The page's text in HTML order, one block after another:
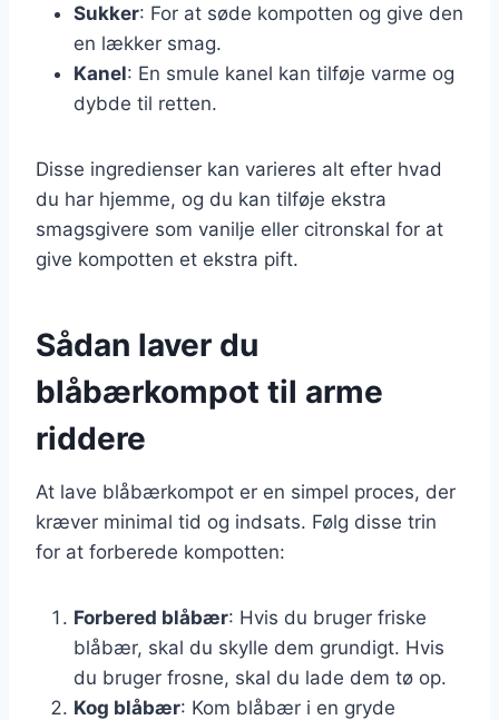
Sukker: For at søde kompotten og give den
en lækker smag.
Kanel: En smule kanel kan tilføje varme og
dybde til retten.
Disse ingredienser kan varieres alt efter hvad
du har hjemme, og du kan tilføje ekstra
smagsgivere som vanilje eller citronskal for at
give kompotten et ekstra pift.
Sådan laver du
blåbærkompot til arme
riddere
At lave blåbærkompot er en simpel proces, der
kræver minimal tid og indsats. Følg disse trin
for at forberede kompotten:
Forbered blåbær: Hvis du bruger friske
blåbær, skal du skylle dem grundigt. Hvis
du bruger frosne, skal du lade dem tø op.
Kog blåbær: Kom blåbær i en gryde